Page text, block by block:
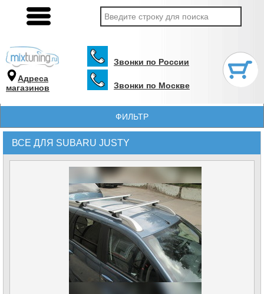
Адреса
магазинов
Звонки по России
Звонки по Москве
ФИЛЬТР
ВСЕ ДЛЯ SUBARU JUSTY